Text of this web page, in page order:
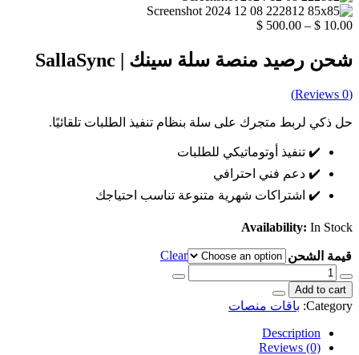
10.00
$
–
500.00
$
شحن رصيد منصة سلة سينك | SallaSync
(
0
حل ذكي لربط متجرك على سلة بنظام تنفيذ الطلبات تلقائيًا.
✔️ تنفيذ أوتوماتيكي للطلبات
✔️ دعم فني احترافي
✔️ اشتراكات شهرية متنوعة تناسب احتياجك
Availability: In Stock
قيمة الشحن
Clear
شحن
رصيد
منصة
سلة
سينك
Add to cart
Category: باقات منصات
Description
Reviews (0)